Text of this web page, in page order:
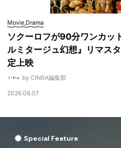
Movie,Drama
ソクーロフが90分ワンカッ
ルミタージュ幻想』リマス
定上映
by CINRA編集部
2026.08.07
Special Feature